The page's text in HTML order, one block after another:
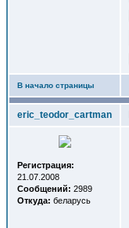
В начало страницы
eric_teodor_cartman
Регистрация:
21.07.2008
Сообщений: 2989
Откуда: беларусь